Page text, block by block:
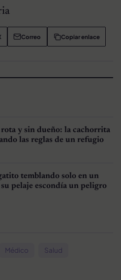
Correo Copiar enlace
y sin dueño: la cachorrita
las reglas de un refugio
temblando solo en un
pelaje escondía un peligro
Médico Salud